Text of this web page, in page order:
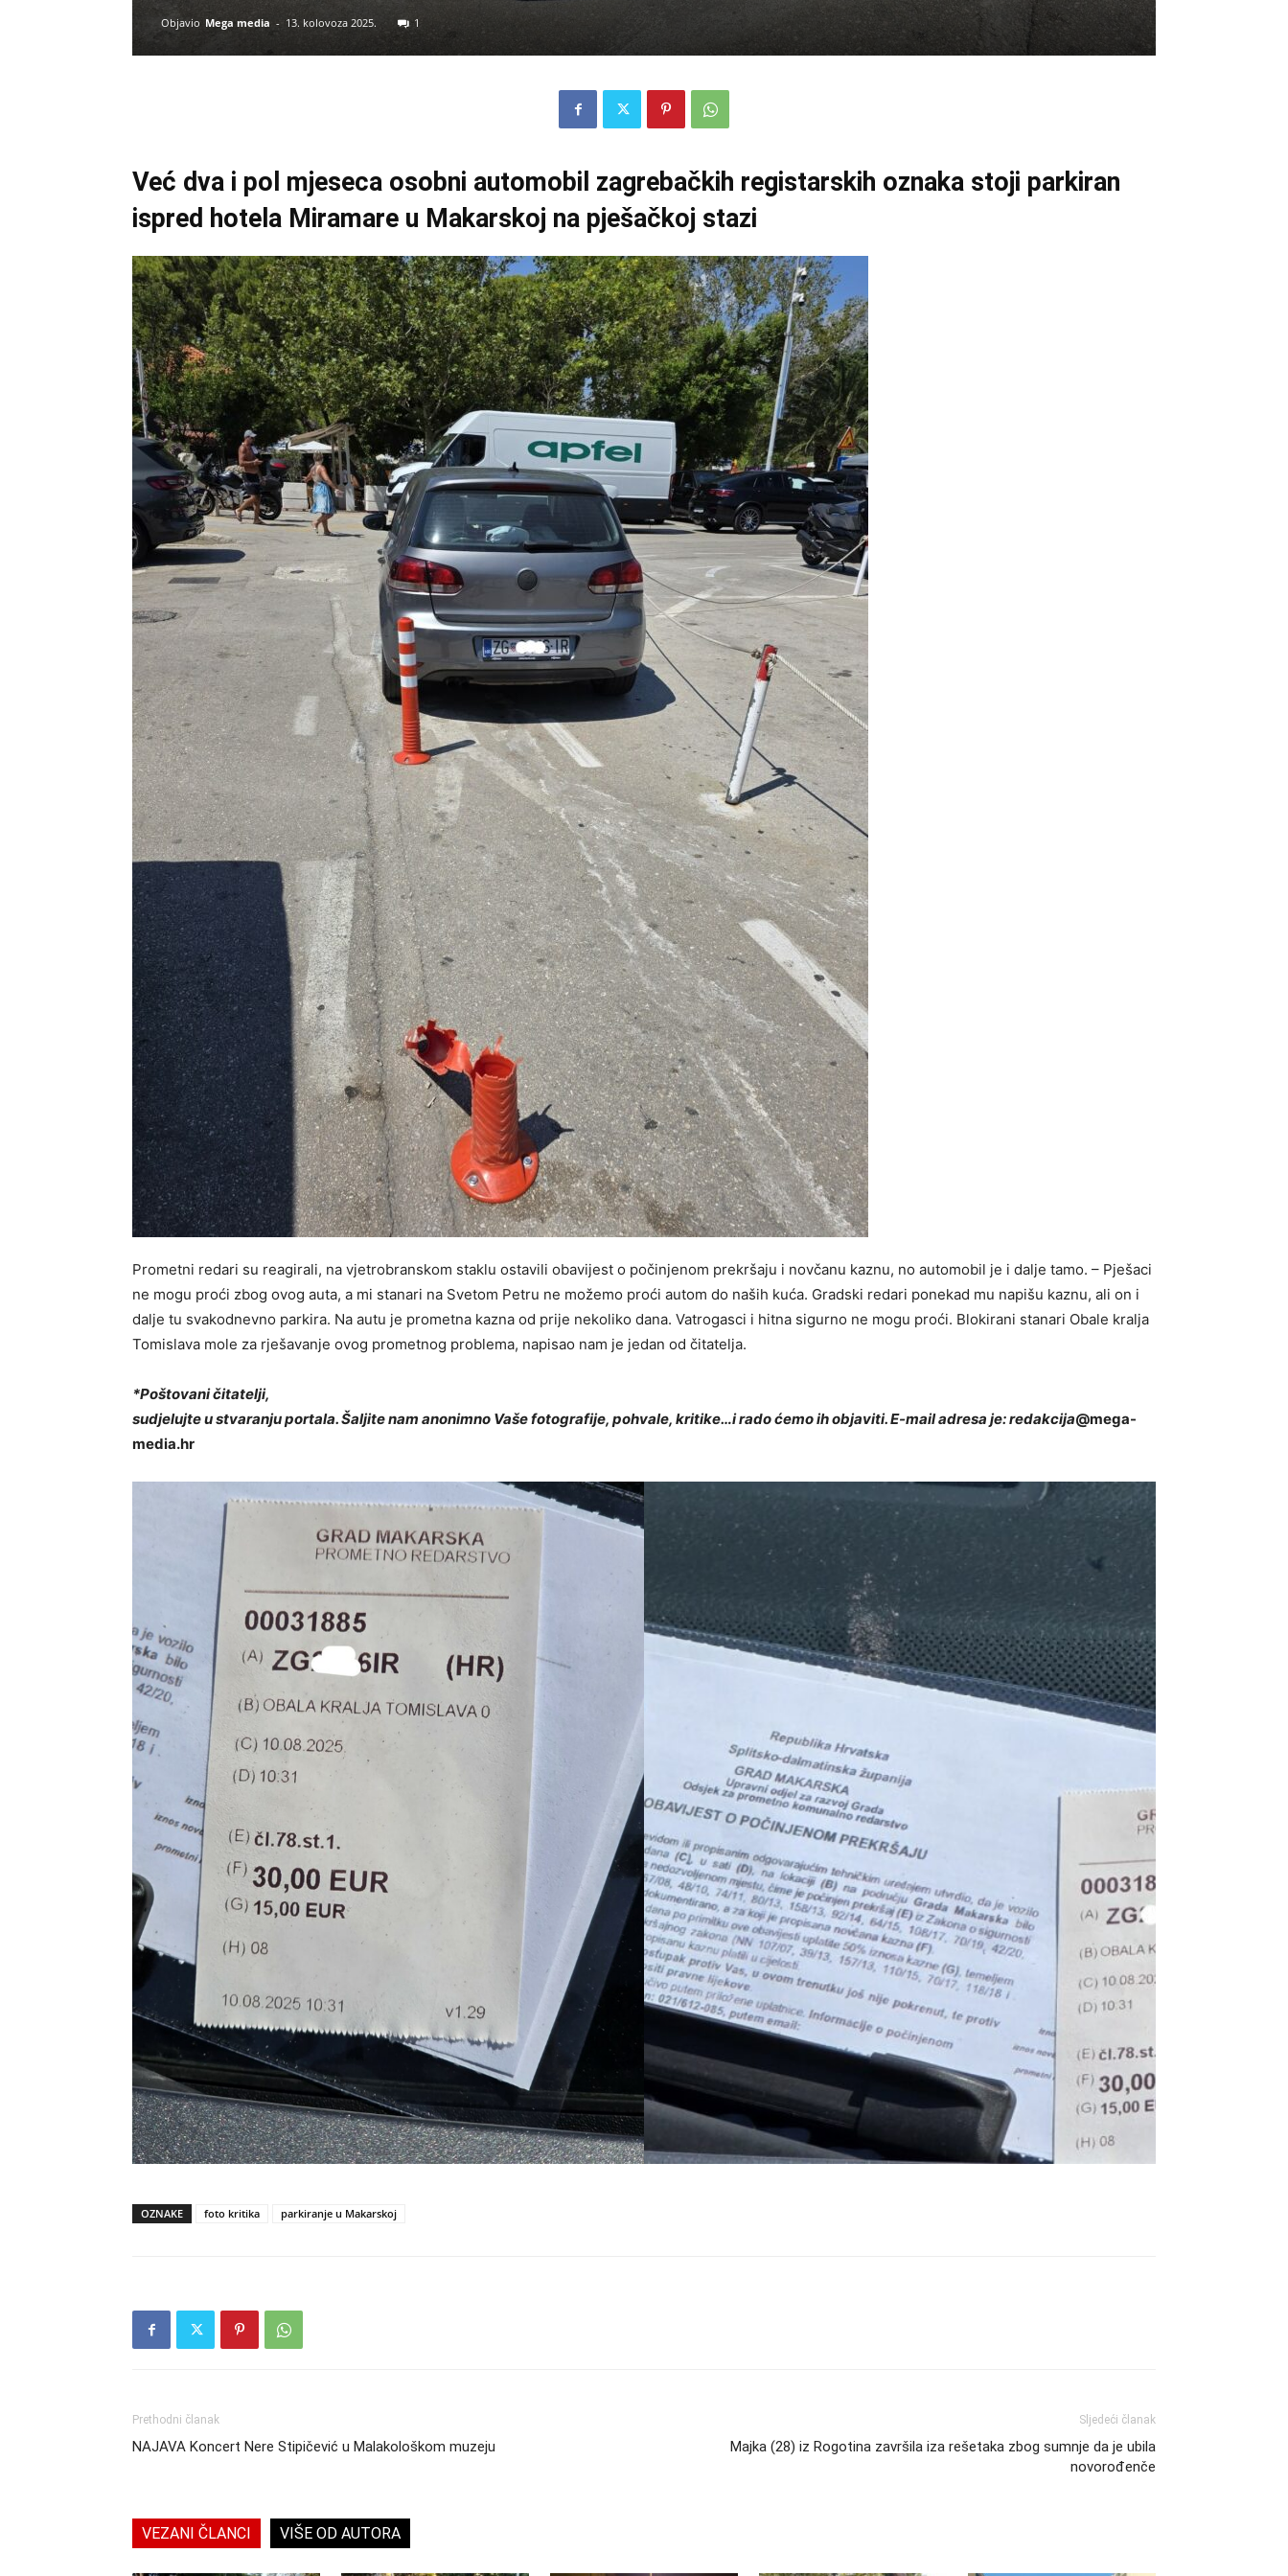
Objavio Mega media - 13. kolovoza 2025. 1
Već dva i pol mjeseca osobni automobil zagrebačkih registarskih oznaka stoji parkiran
ispred hotela Miramare u Makarskoj na pješačkoj stazi
Prometni redari su reagirali, na vjetrobranskom staklu ostavili obavijest o počinjenom prekršaju i novčanu kaznu, no automobil je i dalje tamo. – Pješaci
ne mogu proći zbog ovog auta, a mi stanari na Svetom Petru ne možemo proći autom do naših kuća. Gradski redari ponekad mu napišu kaznu, ali on i
dalje tu svakodnevno parkira. Na autu je prometna kazna od prije nekoliko dana. Vatrogasci i hitna sigurno ne mogu proći. Blokirani stanari Obale kralja
Tomislava mole za rješavanje ovog prometnog problema, napisao nam je jedan od čitatelja.
*Poštovani čitatelji,
sudjelujte u stvaranju portala. Šaljite nam anonimno Vaše fotografije, pohvale, kritike…i rado ćemo ih objaviti. E-mail adresa je: redakcija@mega-
media.hr
OZNAKE foto kritika parkiranje u Makarskoj
Prethodni članak
NAJAVA Koncert Nere Stipičević u Malakološkom muzeju
Sljedeći članak
Majka (28) iz Rogotina završila iza rešetaka zbog sumnje da je ubila
novorođenče
VEZANI ČLANCI VIŠE OD AUTORA